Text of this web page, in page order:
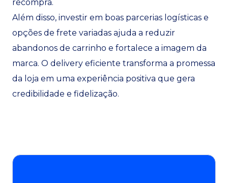
recompra.
Além disso, investir em boas parcerias logísticas e
opções de frete variadas ajuda a reduzir
abandonos de carrinho e fortalece a imagem da
marca. O delivery eficiente transforma a promessa
da loja em uma experiência positiva que gera
credibilidade e fidelização.